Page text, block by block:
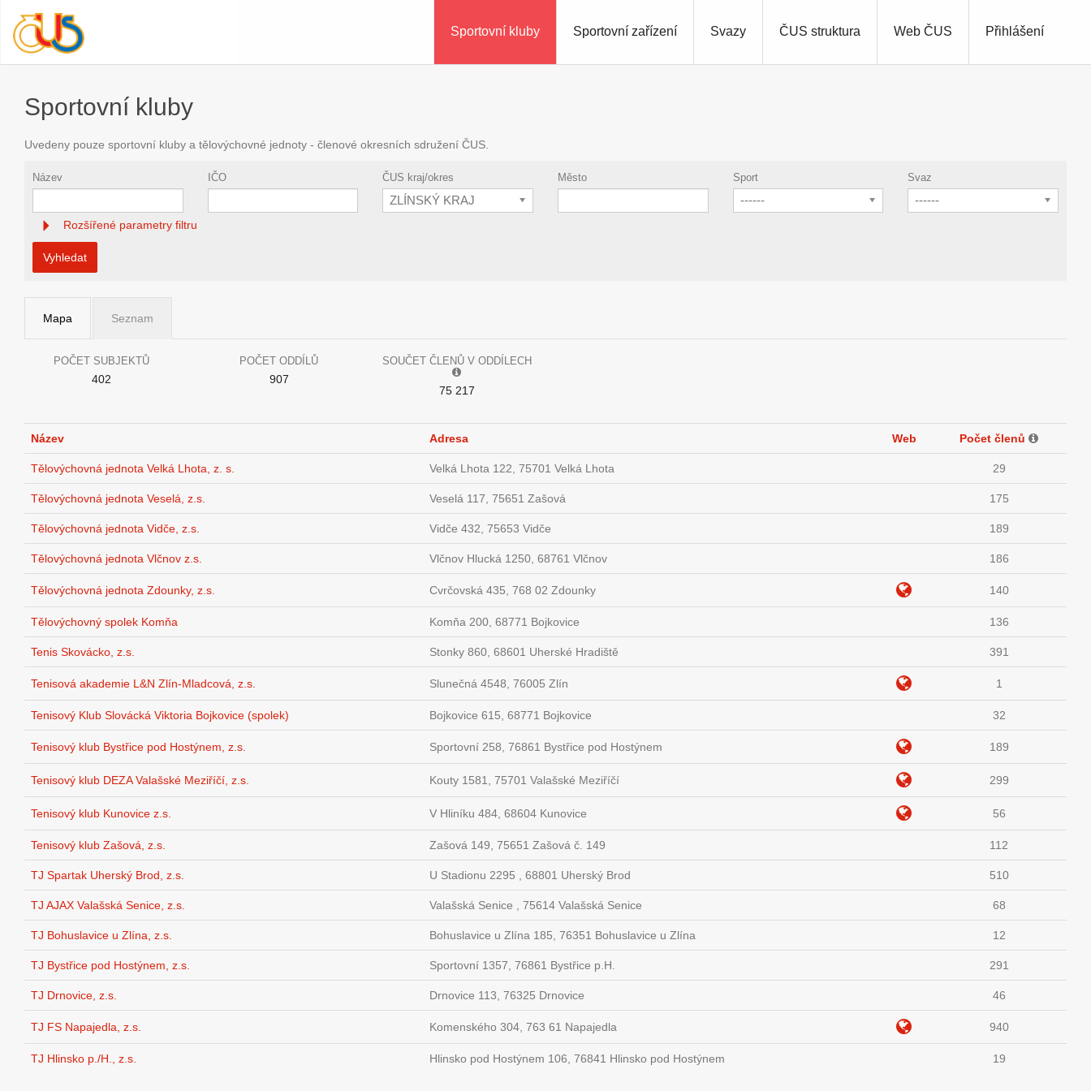
Přihlášení
Sportovní kluby Sportovní zařízení Svazy ČUS struktura Web ČUS
Sportovní kluby
Uvedeny pouze sportovní kluby a tělovýchovné jednoty - členové okresních sdružení ČUS.
Název IČO ČUS kraj/okres
ZLÍNSKÝ KRAJ
Město Sport
------
Svaz
------
Rozšířené parametry filtru
Vyhledat
Mapa Seznam
POČET SUBJEKTŮ
402
POČET ODDÍLŮ
907
SOUČET ČLENŮ V ODDÍLECH
75 217
Název Adresa Web Počet členů
Tělovýchovná jednota Velká Lhota, z. s. Velká Lhota 122, 75701 Velká Lhota 29
Tělovýchovná jednota Veselá, z.s. Veselá 117, 75651 Zašová 175
Tělovýchovná jednota Vidče, z.s. Vidče 432, 75653 Vidče 189
Tělovýchovná jednota Vlčnov z.s. Vlčnov Hlucká 1250, 68761 Vlčnov 186
Tělovýchovná jednota Zdounky, z.s. Cvrčovská 435, 768 02 Zdounky 140
Tělovýchovný spolek Komňa Komňa 200, 68771 Bojkovice 136
Tenis Skovácko, z.s. Stonky 860, 68601 Uherské Hradiště 391
Tenisová akademie L&N Zlín-Mladcová, z.s. Slunečná 4548, 76005 Zlín 1
Tenisový Klub Slovácká Viktoria Bojkovice (spolek) Bojkovice 615, 68771 Bojkovice 32
Tenisový klub Bystřice pod Hostýnem, z.s. Sportovní 258, 76861 Bystřice pod Hostýnem 189
Tenisový klub DEZA Valašské Meziříčí, z.s. Kouty 1581, 75701 Valašské Meziříčí 299
Tenisový klub Kunovice z.s. V Hliníku 484, 68604 Kunovice 56
Tenisový klub Zašová, z.s. Zašová 149, 75651 Zašová č. 149 112
TJ Spartak Uherský Brod, z.s. U Stadionu 2295 , 68801 Uherský Brod 510
TJ AJAX Valašská Senice, z.s. Valašská Senice , 75614 Valašská Senice 68
TJ Bohuslavice u Zlína, z.s. Bohuslavice u Zlína 185, 76351 Bohuslavice u Zlína 12
TJ Bystřice pod Hostýnem, z.s. Sportovní 1357, 76861 Bystřice p.H. 291
TJ Drnovice, z.s. Drnovice 113, 76325 Drnovice 46
TJ FS Napajedla, z.s. Komenského 304, 763 61 Napajedla 940
TJ Hlinsko p./H., z.s. Hlinsko pod Hostýnem 106, 76841 Hlinsko pod Hostýnem 19